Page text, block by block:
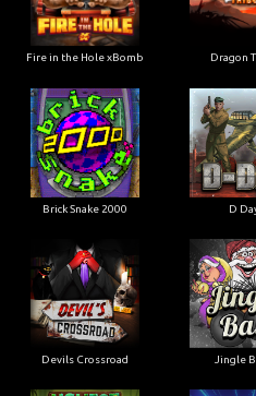
Fire in the Hole xBomb Dragon
Brick Snake 2000 D
Devils Crossroad Jingle